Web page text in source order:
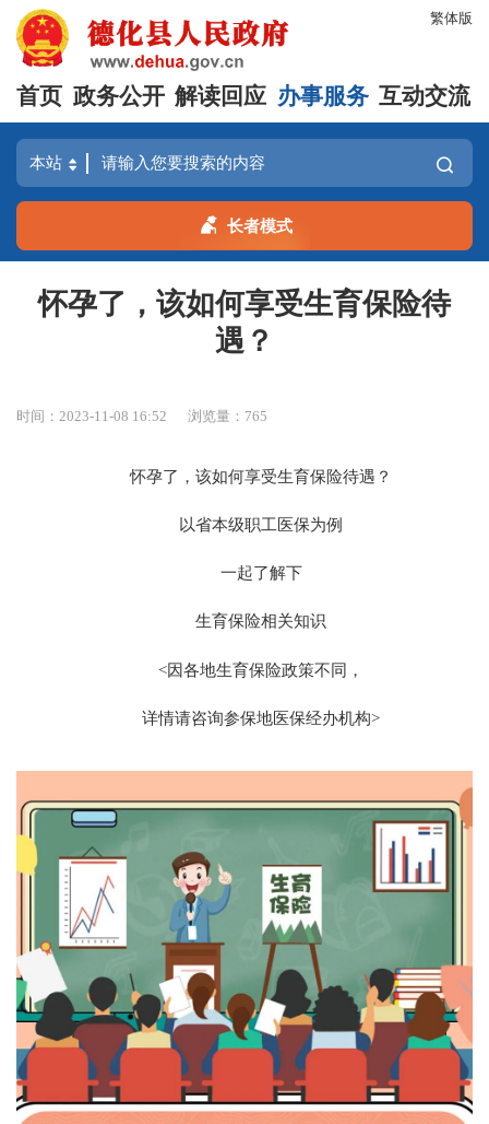
繁体版
首页 政务公开 解读回应 办事服务 互动交流
长者模式
怀孕了，该如何享受生育保险待
遇？
时间：2023-11-08 16:52 浏览量： 765
怀孕了，该如何享受生育保险待遇？
以省本级职工医保为例
一起了解下
生育保险相关知识
<因各地生育保险政策不同，
详情请咨询参保地医保经办机构>